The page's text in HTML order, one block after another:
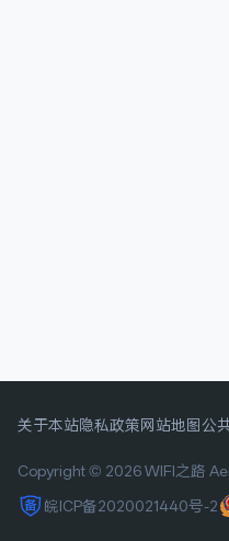
关于本站隐私政策网站地图 公
Copyright © 2026 WIFI之路
皖ICP备2020021440号-2